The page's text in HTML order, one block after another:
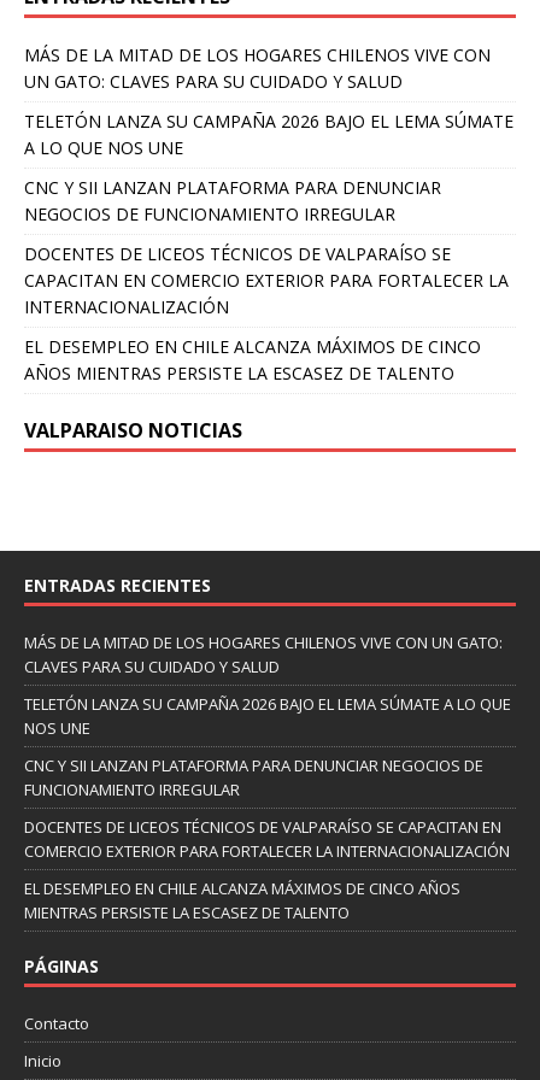
MÁS DE LA MITAD DE LOS HOGARES CHILENOS VIVE CON
UN GATO: CLAVES PARA SU CUIDADO Y SALUD
TELETÓN LANZA SU CAMPAÑA 2026 BAJO EL LEMA SÚMATE
A LO QUE NOS UNE
CNC Y SII LANZAN PLATAFORMA PARA DENUNCIAR
NEGOCIOS DE FUNCIONAMIENTO IRREGULAR
DOCENTES DE LICEOS TÉCNICOS DE VALPARAÍSO SE
CAPACITAN EN COMERCIO EXTERIOR PARA FORTALECER LA
INTERNACIONALIZACIÓN
EL DESEMPLEO EN CHILE ALCANZA MÁXIMOS DE CINCO
AÑOS MIENTRAS PERSISTE LA ESCASEZ DE TALENTO
VALPARAISO NOTICIAS
ENTRADAS RECIENTES
MÁS DE LA MITAD DE LOS HOGARES CHILENOS VIVE CON UN GATO:
CLAVES PARA SU CUIDADO Y SALUD
TELETÓN LANZA SU CAMPAÑA 2026 BAJO EL LEMA SÚMATE A LO QUE
NOS UNE
CNC Y SII LANZAN PLATAFORMA PARA DENUNCIAR NEGOCIOS DE
FUNCIONAMIENTO IRREGULAR
DOCENTES DE LICEOS TÉCNICOS DE VALPARAÍSO SE CAPACITAN EN
COMERCIO EXTERIOR PARA FORTALECER LA INTERNACIONALIZACIÓN
EL DESEMPLEO EN CHILE ALCANZA MÁXIMOS DE CINCO AÑOS
MIENTRAS PERSISTE LA ESCASEZ DE TALENTO
PÁGINAS
Contacto
Inicio